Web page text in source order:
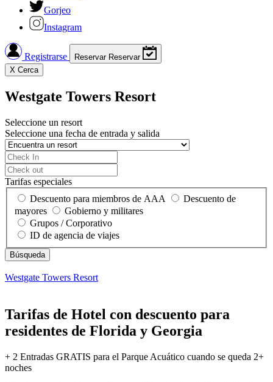
Gorjeo
Instagram
Registrarse Reservar Reservar
X Cerca
Westgate Towers Resort
Seleccione un resort
Seleccione una fecha de entrada y salida
Tarifas especiales
Descuento para miembros de AAA
Descuento de
mayores
Gobierno y militares
Grupos / Corporativo
ID de agencia de viajes
Westgate Towers Resort
Tarifas de Hotel con descuento para
residentes de Florida y Georgia
+ 2 Entradas GRATIS para el Parque Acuático cuando se queda 2+
noches